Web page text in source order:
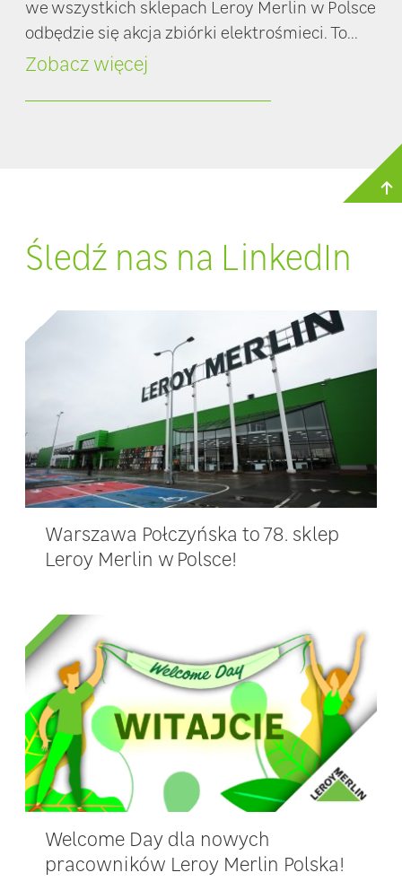
we wszystkich sklepach Leroy Merlin w Polsce
odbędzie się akcja zbiórki elektrośmieci. To...
Zobacz więcej
Śledź nas na LinkedIn
Warszawa Połczyńska to 78. sklep
Leroy Merlin w Polsce!
Welcome Day dla nowych
pracowników Leroy Merlin Polska!